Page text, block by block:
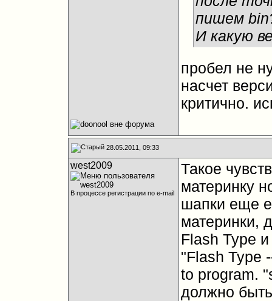
пишем
И какую
пробел не
насчет
критично.
28.05.2011, 09:33
west2009
В процессе регистрации по e-mail
Такое
материнку
шапки еще
материнки,
Flash Type и
"Flash Type
to program.
должно